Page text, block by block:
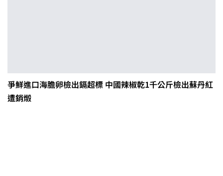
爭鮮進口海膽卵檢出鎘超標 中國辣椒乾1千公斤檢出蘇丹紅
遭銷燬